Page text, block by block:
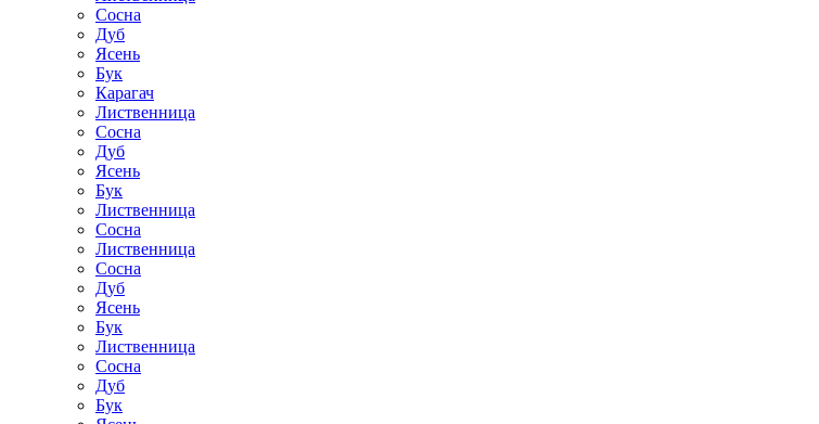
Сосна
Дуб
Ясень
Бук
Карагач
Лиственница
Сосна
Дуб
Ясень
Бук
Лиственница
Сосна
Лиственница
Сосна
Дуб
Ясень
Бук
Лиственница
Сосна
Дуб
Бук